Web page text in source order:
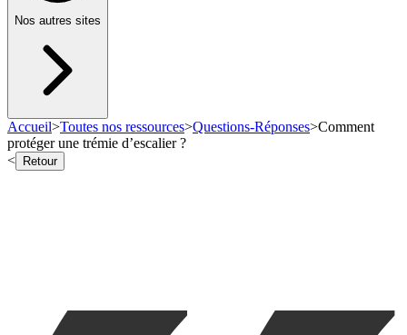
Nos autres sites
Accueil>Toutes nos ressources>Questions-Réponses>Comment
protéger une trémie d’escalier ?
<
Retour